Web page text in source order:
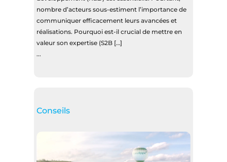
nombre d’acteurs sous-estiment l’importance de
communiquer efficacement leurs avancées et
réalisations. Pourquoi est-il crucial de mettre en
valeur son expertise (S2B […]
...
Conseils